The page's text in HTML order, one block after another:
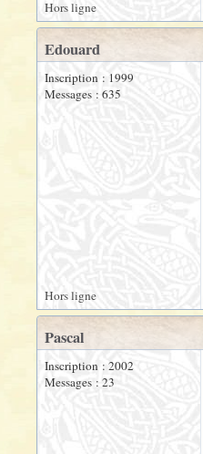
Hors ligne
Edouard
Inscription : 1999
Messages : 635
Hors ligne
Pascal
Inscription : 2002
Messages : 23